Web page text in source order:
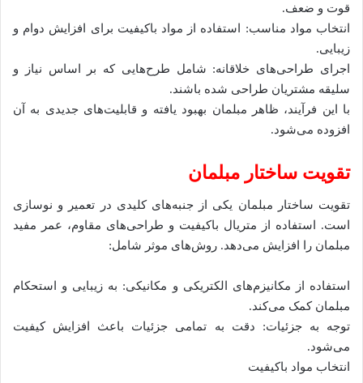
قوت و ضعف.
انتخاب مواد مناسب: استفاده از مواد باکیفیت برای افزایش دوام و
زیبایی.
اجرای طراحی‌های خلاقانه: شامل طرح‌هایی که بر اساس نیاز و
سلیقه مشتریان طراحی شده باشند.
با این فرآیند، ظاهر مبلمان بهبود یافته و قابلیت‌های جدیدی به آن
افزوده می‌شود.
تقویت ساختار مبلمان
تقویت ساختار مبلمان یکی از جنبه‌های کلیدی در تعمیر و نوسازی
است. استفاده از متریال باکیفیت و طراحی‌های مقاوم، عمر مفید
مبلمان را افزایش می‌دهد. روش‌های موثر شامل:
استفاده از مکانیزم‌های الکتریکی و مکانیکی: به زیبایی و استحکام
مبلمان کمک می‌کند.
توجه به جزئیات: دقت به تمامی جزئیات باعث افزایش کیفیت
می‌شود.
انتخاب مواد باکیفیت